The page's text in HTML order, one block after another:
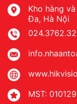
Kho hàng
Đa, Hà Nội
MST: